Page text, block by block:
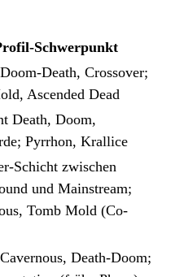
Schwerpunkt
Death, Crossover;
Ascended Dead
Death, Doom,
Pyrrhon, Krallice
Schicht zwischen
und Mainstream;
Tomb Mold (Co-
Death-Doom;